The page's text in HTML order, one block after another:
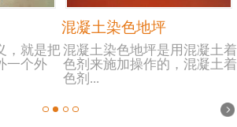
，就是把
一个外
混凝土染色地坪
混凝土染色地坪是用混凝土着
色剂来施加操作的，混凝土着
色剂...